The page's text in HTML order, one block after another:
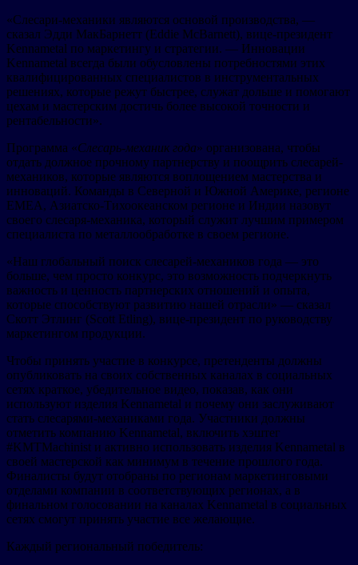
«Слесари-механики являются основой производства, —
сказал Эдди МакБарнетт (Eddie McBarnett), вице-президент
Kennametal по маркетингу и стратегии. — Инновации
Kennametal всегда были обусловлены потребностями этих
квалифицированных специалистов в инструментальных
решениях, которые режут быстрее, служат дольше и помогают
цехам и мастерским достичь более высокой точности и
рентабельности».
Программа «Слесарь-механик года» организована, чтобы
отдать должное прочному партнерству и поощрить слесарей-
механиков, которые являются воплощением мастерства и
инноваций. Команды в Северной и Южной Америке, регионе
EMEA, Азиатско-Тихоокеанском регионе и Индии назовут
своего слесаря-механика, который служит лучшим примером
специалиста по металлообработке в своем регионе.
«Наш глобальный поиск слесарей-механиков года — это
больше, чем просто конкурс, это возможность подчеркнуть
важность и ценность партнерских отношений и опыта,
которые способствуют развитию нашей отрасли» — сказал
Скотт Этлинг (Scott Etling), вице-президент по руководству
маркетингом продукции.
Чтобы принять участие в конкурсе, претенденты должны
опубликовать на своих собственных каналах в социальных
сетях краткое, убедительное видео, показав, как они
используют изделия Kennametal и почему они заслуживают
стать слесарями-механиками года. Участники должны
отметить компанию Kennametal, включить хэштег
#KMTMachinist и активно использовать изделия Kennametal в
своей мастерской как минимум в течение прошлого года.
Финалисты будут отобраны по регионам маркетинговыми
отделами компании в соответствующих регионах, а в
финальном голосовании на каналах Kennametal в социальных
сетях смогут принять участие все желающие.
Каждый региональный победитель: